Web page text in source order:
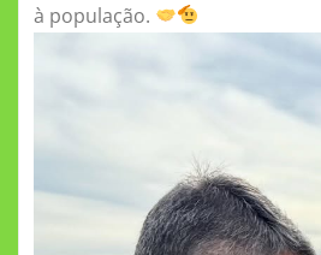
à população.